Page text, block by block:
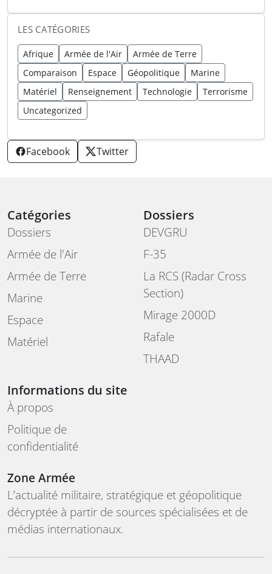
déminage
LES CATÉGORIES
Afrique Armée de l'Air
Armée de Terre
Comparaison
Espace Géopolitique
Marine
Matériel
Renseignement Technologie
Terrorisme
Uncategorized
Facebook Twitter
Catégories
Dossiers
Armée de l'Air
Armée de Terre
Marine
Espace
Matériel
Dossiers
DEVGRU
F-35
La RCS (Radar Cross
Section)
Mirage 2000D
Rafale
THAAD
Informations du site
À propos
Politique de
confidentialité
Zone Armée
L’actualité militaire, stratégique et géopolitique
décryptée à partir de sources spécialisées et de
médias internationaux.